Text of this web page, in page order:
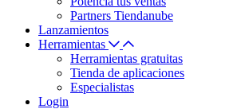
Partners Tiendanube
Lanzamientos
Herramientas
Herramientas gratuitas
Tienda de aplicaciones
Especialistas
Login